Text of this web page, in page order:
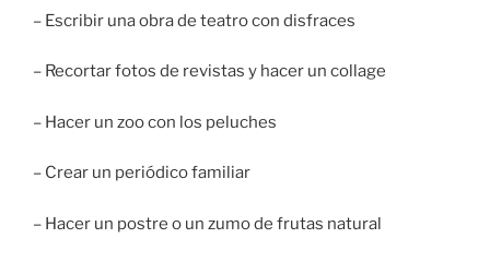
– Escribir una obra de teatro con disfraces
– Recortar fotos de revistas y hacer un collage
– Hacer un zoo con los peluches
– Crear un periódico familiar
– Hacer un postre o un zumo de frutas natural